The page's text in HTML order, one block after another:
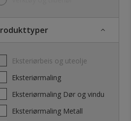
Produkttyper
Eksteriørbeis og uteolje
Eksteriørmaling
Eksteriørmaling Dør og vindu
Eksteriørmaling Metall